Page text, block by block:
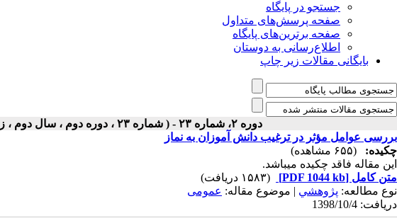
جستجو در پایگاه
صفحه پرسش‌های متداول
صفحه برترین‌های پایگاه
اطلاع‌رسانی به دوستان
بایگانی مقالات زیر چاپ
دوره ۲، شماره ۲۳ - ( شماره ۲۳ ، دوره دوم ، سال دوم ، زمستان ۱۳۹۸ ۱۳۹۸ )
بررسی عوامل مؤثر در ترغیب دانش ‫آموزان به نماز‬‬
چکیده:
(۶۵۵ مشاهده)
این مقاله فاقد چکیده می​باشد.
متن کامل [PDF 1044 kb]
(۱۵۸۳ دریافت)
نوع مطالعه: پژوهشي | موضوع مقاله: عمومى
دریافت: 1398/10/4